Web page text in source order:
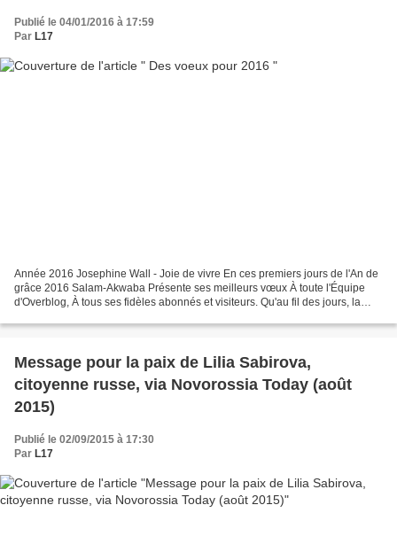
Publié le 04/01/2016 à 17:59
Par L17
Année 2016 Josephine Wall - Joie de vivre En ces premiers jours de l'An de
grâce 2016 Salam-Akwaba Présente ses meilleurs vœux À toute l'Équipe
d'Overblog, À tous ses fidèles abonnés et visiteurs. Qu'au fil des jours, la
Message pour la paix de Lilia Sabirova,
citoyenne russe, via Novorossia Today (août
2015)
Publié le 02/09/2015 à 17:30
Par L17